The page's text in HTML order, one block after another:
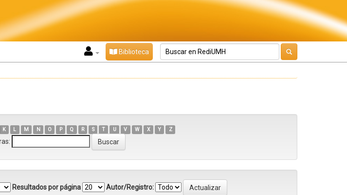
Biblioteca
K L M N O P Q R S T U V W X Y Z
Resultados por página Autor/Registro: